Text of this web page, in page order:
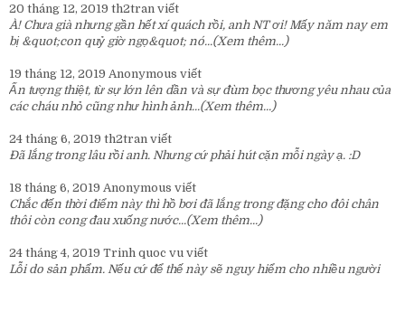
20 tháng 12, 2019 th2tran viết
À! Chưa già nhưng gần hết xí quách rồi, anh NT ơi! Mấy năm nay em
bị &quot;con quỷ giờ ngọ&quot; nó...(Xem thêm...)
19 tháng 12, 2019 Anonymous viết
Ấn tượng thiệt, từ sự lớn lên dần và sự đùm bọc thương yêu nhau của
các cháu nhỏ cũng như hình ảnh...(Xem thêm...)
24 tháng 6, 2019 th2tran viết
Đã lắng trong lâu rồi anh. Nhưng cứ phải hút cặn mỗi ngày ạ. :D
18 tháng 6, 2019 Anonymous viết
Chắc đến thời điểm này thì hồ bơi đã lắng trong đặng cho đôi chân
thôi còn cong đau xuống nước...(Xem thêm...)
24 tháng 4, 2019 Trinh quoc vu viết
Lỗi do sản phẩm. Nếu cứ để thế này sẽ nguy hiểm cho nhiều người